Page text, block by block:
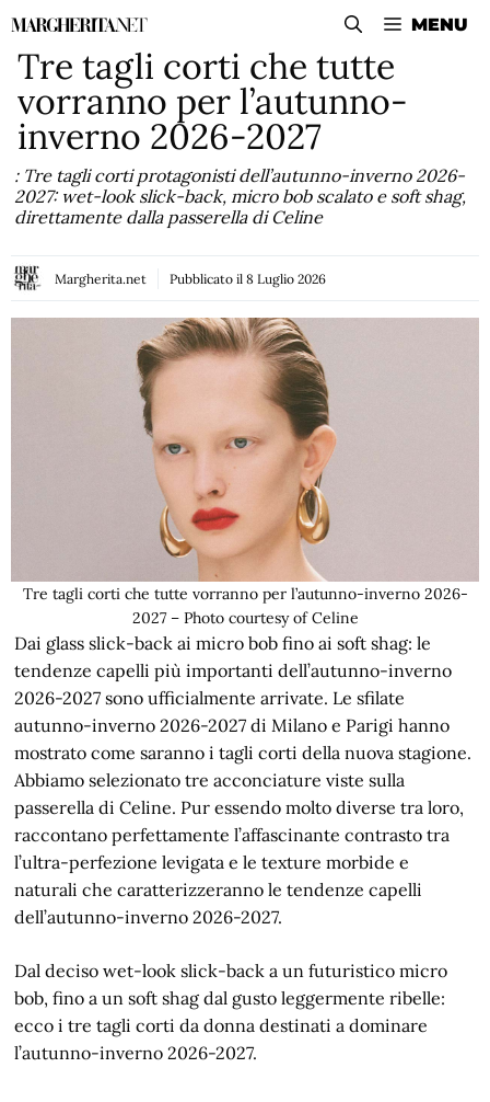
Vai
contenuto
MENU
Tre tagli corti che tutte
vorranno per l’autunno-
inverno 2026-2027
: Tre tagli corti protagonisti dell’autunno-inverno 2026-
2027: wet-look slick-back, micro bob scalato e soft shag,
direttamente dalla passerella di Celine
Margherita.net Pubblicato il 8 Luglio 2026
Tre tagli corti che tutte vorranno per l’autunno-inverno 2026-
2027 – Photo courtesy of Celine
Dai glass slick-back ai micro bob fino ai soft shag: le
tendenze capelli più importanti dell’autunno-inverno
2026-2027 sono ufficialmente arrivate. Le sfilate
autunno-inverno 2026-2027 di Milano e Parigi hanno
mostrato come saranno i tagli corti della nuova stagione.
Abbiamo selezionato tre acconciature viste sulla
passerella di Celine. Pur essendo molto diverse tra loro,
raccontano perfettamente l’affascinante contrasto tra
l’ultra-perfezione levigata e le texture morbide e
naturali che caratterizzeranno le tendenze capelli
dell’autunno-inverno 2026-2027.
Dal deciso wet-look slick-back a un futuristico micro
bob, fino a un soft shag dal gusto leggermente ribelle:
ecco i tre tagli corti da donna destinati a dominare
l’autunno-inverno 2026-2027.